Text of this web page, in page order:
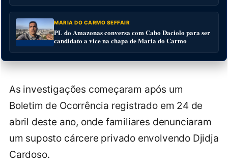
MARIA DO CARMO SEFFAIR
PL do Amazonas conversa com Cabo Daciolo para ser
candidato a vice na chapa de Maria do Carmo
As investigações começaram após um
Boletim de Ocorrência registrado em 24 de
abril deste ano, onde familiares denunciaram
um suposto cárcere privado envolvendo Djidja
Cardoso.